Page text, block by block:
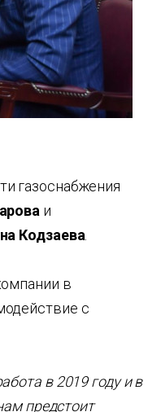
газоснабжения
и
Кодзаева
в
с
в 2019 году и в
предстоит